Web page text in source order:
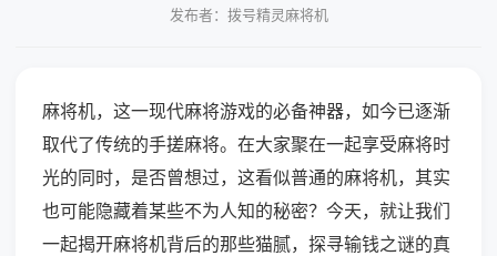
发布者：拨号精灵麻将机
麻将机，这一现代麻将游戏的必备神器，如今已逐渐
取代了传统的手搓麻将。在大家聚在一起享受麻将时
光的同时，是否曾想过，这看似普通的麻将机，其实
也可能隐藏着某些不为人知的秘密？今天，就让我们
一起揭开麻将机背后的那些猫腻，探寻输钱之谜的真